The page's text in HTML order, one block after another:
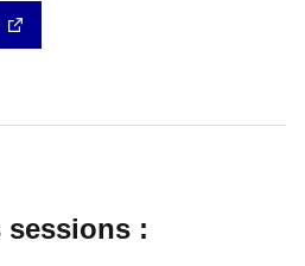
sessions :